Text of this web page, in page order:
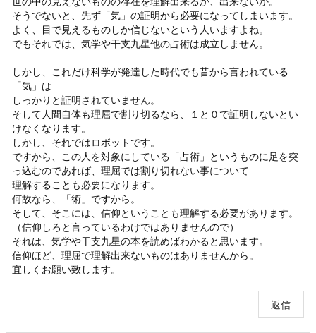
そうでないと、先ず「気」の証明から必要になってしまいます。
よく、目で見えるものしか信じないという人いますよね。
でもそれでは、気学や干支九星他の占術は成立しません。
しかし、これだけ科学が発達した時代でも昔から言われている
「気」は
しっかりと証明されていません。
そして人間自体も理屈で割り切るなら、１と０で証明しないとい
けなくなります。
しかし、それではロボットです。
ですから、この人を対象にしている「占術」というものに足を突
っ込むのであれば、理屈では割り切れない事について
理解することも必要になります。
何故なら、「術」ですから。
そして、そこには、信仰ということも理解する必要があります。
（信仰しろと言っているわけではありませんので）
それは、気学や干支九星の本を読めばわかると思います。
信仰ほど、理屈で理解出来ないものはありませんから。
宜しくお願い致します。
返信